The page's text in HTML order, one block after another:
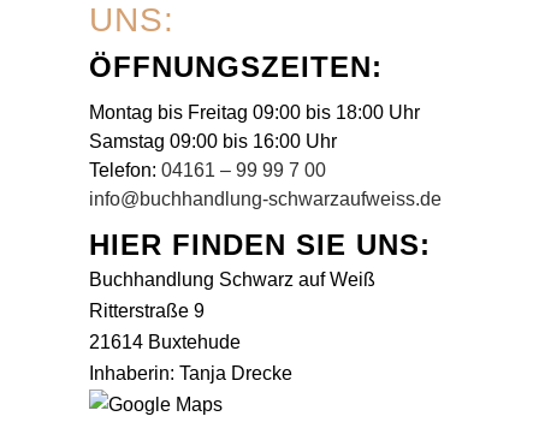
UNS:
ÖFFNUNGSZEITEN:
Montag bis Freitag 09:00 bis 18:00 Uhr
Samstag 09:00 bis 16:00 Uhr
Telefon: 04161 – 99 99 7 00
info@buchhandlung-schwarzaufweiss.de
HIER FINDEN SIE UNS:
Buchhandlung Schwarz auf Weiß
Ritterstraße 9
21614 Buxtehude
Inhaberin: Tanja Drecke